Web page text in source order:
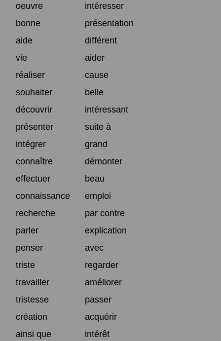
oeuvre
intéresser
bonne
présentation
aide
différent
vie
aider
réaliser
cause
souhaiter
belle
découvrir
intéressant
présenter
suite à
intégrer
grand
connaître
démonter
effectuer
beau
connaissance
emploi
recherche
par contre
parler
explication
penser
avec
triste
regarder
travailler
améliorer
tristesse
passer
création
acquérir
ainsi que
intérêt